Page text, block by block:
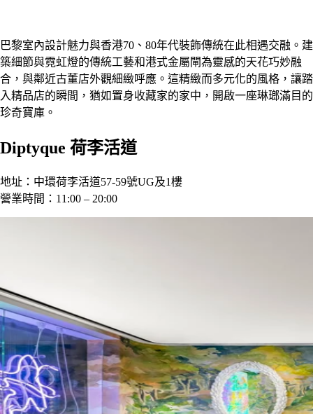
巴黎室內設計魅力與香港70、80年代裝飾傳統在此相遇交融。建
築細節與霓虹燈的傳統工藝和港式金屬閘為靈感的天花巧妙融
合，與鄰近古董店外觀細緻呼應。這精緻而多元化的風格，讓踏
入精品店的瞬間，猶如置身收藏家的家中，開啟一座琳瑯滿目的
珍奇寶庫。
Diptyque 荷李活道
地址：中環荷李活道57-59號UG及1樓
營業時間：11:00 – 20:00